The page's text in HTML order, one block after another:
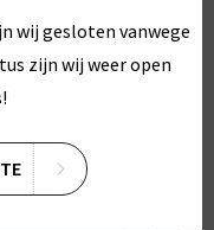
wij gesloten vanwege
zijn wij weer open